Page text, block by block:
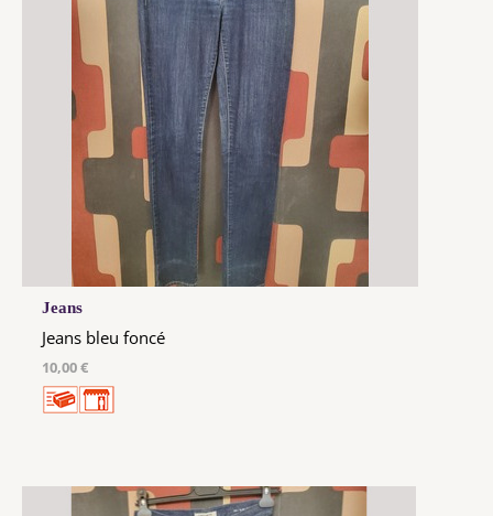
Jeans
Jeans bleu foncé
10,00 €